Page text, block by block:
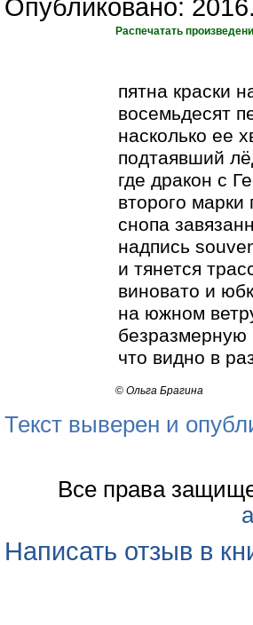
Опубликовано:
Распечатать
пятна краски
восемьдесят
насколько ее
подтаявший
где дракон с
второго марки
снопа
надпись
и тянется
виновато и
на южном
безразмерную
что видно в
© Ольга Брагина
Текст выверен и
Все права
Написать отзыв в